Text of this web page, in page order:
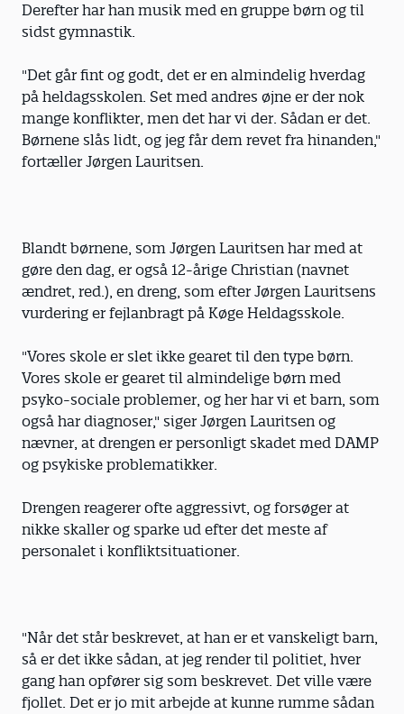
Derefter har han musik med en gruppe børn og til
sidst gymnastik.
"Det går fint og godt, det er en almindelig hverdag
på heldagsskolen. Set med andres øjne er der nok
mange konflikter, men det har vi der. Sådan er det.
Børnene slås lidt, og jeg får dem revet fra hinanden,"
fortæller Jørgen Lauritsen.
Blandt børnene, som Jørgen Lauritsen har med at
gøre den dag, er også 12-årige Christian (navnet
ændret, red.), en dreng, som efter Jørgen Lauritsens
vurdering er fejlanbragt på Køge Heldagsskole.
"Vores skole er slet ikke gearet til den type børn.
Vores skole er gearet til almindelige børn med
psyko-sociale problemer, og her har vi et barn, som
også har diagnoser," siger Jørgen Lauritsen og
nævner, at drengen er personligt skadet med DAMP
og psykiske problematikker.
Drengen reagerer ofte aggressivt, og forsøger at
nikke skaller og sparke ud efter det meste af
personalet i konfliktsituationer.
"Når det står beskrevet, at han er et vanskeligt barn,
så er det ikke sådan, at jeg render til politiet, hver
gang han opfører sig som beskrevet. Det ville være
fjollet. Det er jo mit arbejde at kunne rumme sådan